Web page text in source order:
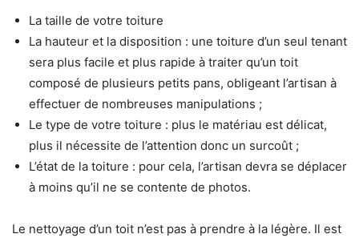
La taille de votre toiture
La hauteur et la disposition : une toiture d’un seul tenant
sera plus facile et plus rapide à traiter qu’un toit
composé de plusieurs petits pans, obligeant l’artisan à
effectuer de nombreuses manipulations ;
Le type de votre toiture : plus le matériau est délicat,
plus il nécessite de l’attention donc un surcoût ;
L’état de la toiture : pour cela, l’artisan devra se déplacer
à moins qu’il ne se contente de photos.
Le nettoyage d’un toit n’est pas à prendre à la légère. Il est